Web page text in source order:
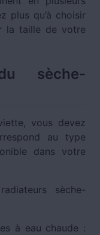
plus qu’à choisir
la taille de votre
sèche-
vous devez
au type
dans votre
sèche-
à eau chaude :